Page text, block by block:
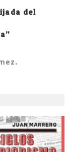
del